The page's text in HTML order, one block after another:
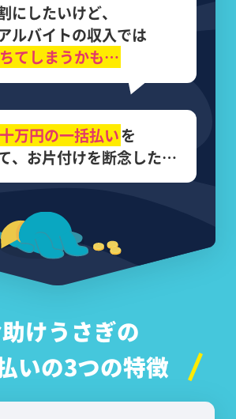
にしたいけど、
ルバイトの収入では
てしまうかも…
万円の一括払いを
、 お片付けを断念した…
けうさぎの
いの3つの特徴